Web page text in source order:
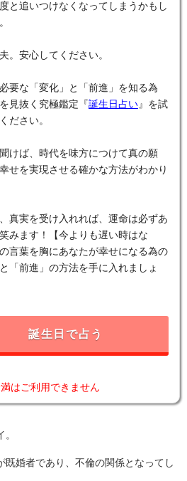
と追いつけなくなってしまうかもし
。安心してください。
要な「変化」と「前進」を知る為
見抜く究極鑑定『誕生日占い 』を試
ださい。
けば、時代を味方につけて真の願
せを実現させる確かな方法がわかり
真実を受け入れれば、運命は必ずあ
みます！【今よりも遅い時はな
言葉を胸にあなたが幸せになる為の
と「前進」の方法を手に入れましょ
誕生日で占う
はご利用できません
既婚者であり、不倫の関係となってし